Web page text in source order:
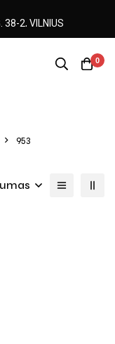
0
953
38-2, VILNIUS